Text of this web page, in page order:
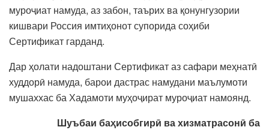
муроҷиат намуда, аз забон, таърих ва қонунгузории
кишвари Россия имтиҳонот супорида соҳиби
Сертификат гарданд.
Дар ҳолати надоштани Сертификат аз сафари меҳнатӣ
худдорӣ намуда, барои дастрас намудани маълумоти
мушаххас ба Хадамоти муҳоҷират муроҷиат намоянд.
Шуъбаи баҳисобгирӣ ва хизматрасонӣ ба